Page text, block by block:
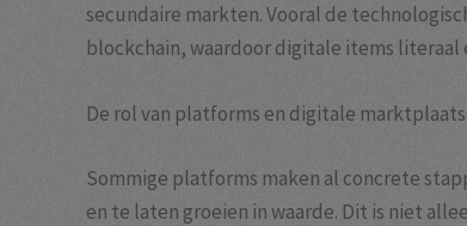
secundaire markten. Vooral de
blockchain, waardoor digitale items
De rol van platforms en digitale
Sommige platforms maken al concrete
en te laten groeien in waarde. Dit is niet